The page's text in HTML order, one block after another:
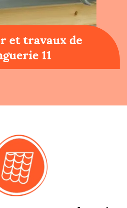
et travaux de
11